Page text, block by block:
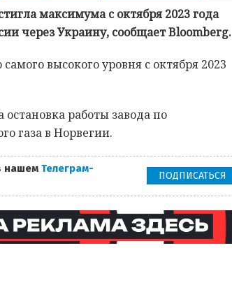
максимума с октября 2023 года
через Украину, сообщает Bloomberg.
высокого уровня с октября 2023
работы завода по
газа в Норвегии.
нашем Телеграм-
ПОДПИСАТЬСЯ